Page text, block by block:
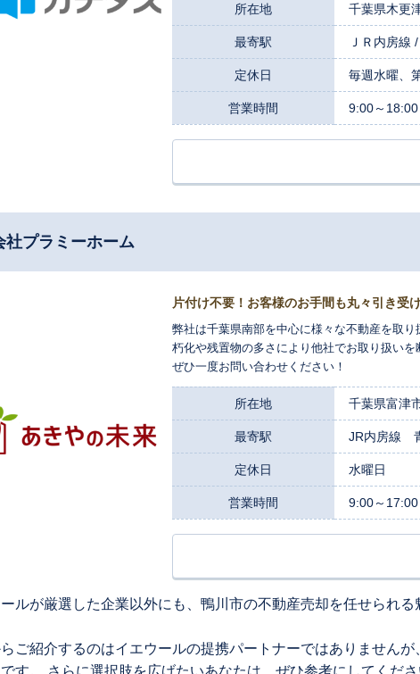
所在地 千葉県木更
最寄駅 ＪＲ内房線
定休日 毎週水曜、
営業時間 9:00～18:00
社プラミーホーム
片付け不要！お客様のお手間も丸々引き受
弊社は千葉県南部を中心に様々な不動産を取
朽化や残置物の多さにより他社でお取り扱い
ぜひ一度お問い合わせください！
所在地 千葉県富津
最寄駅 JR内房線
定休日 水曜日
営業時間 9:00～17:00
ルが厳選した企業以外にも、鴨川市の不動産売却を任せられる
ご紹介するのはイエウールの提携パートナーではありません
す。 さらに選択肢を広げたいあなたは、ぜひ参考にしてくださ